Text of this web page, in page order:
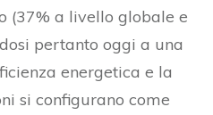
(37% a livello globale e
pertanto oggi a una
energetica e la
si configurano come